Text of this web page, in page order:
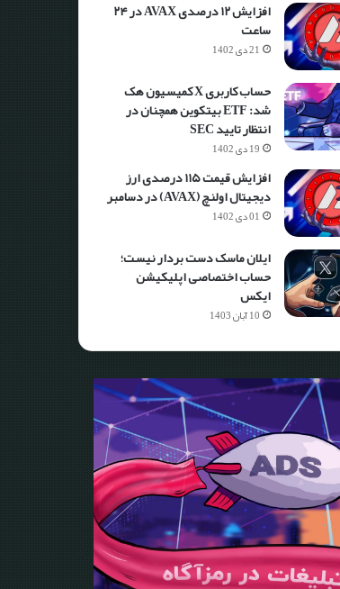
افزایش ۱۲ درصدی AVAX در ۲۴
ساعت
21 دی 1402
حساب کاربری X کمیسیون هک
شد: ETF بیتکوین همچنان در
انتظار تایید SEC
19 دی 1402
افزایش قیمت ۱۱۵ درصدی ارز
دیجیتال اولنچ (AVAX) در دسامبر
01 دی 1402
ایلان ماسک دست بردار نیست؛
حساب اختصاصی اپلیکیشن
ایکس
10 آبان 1403